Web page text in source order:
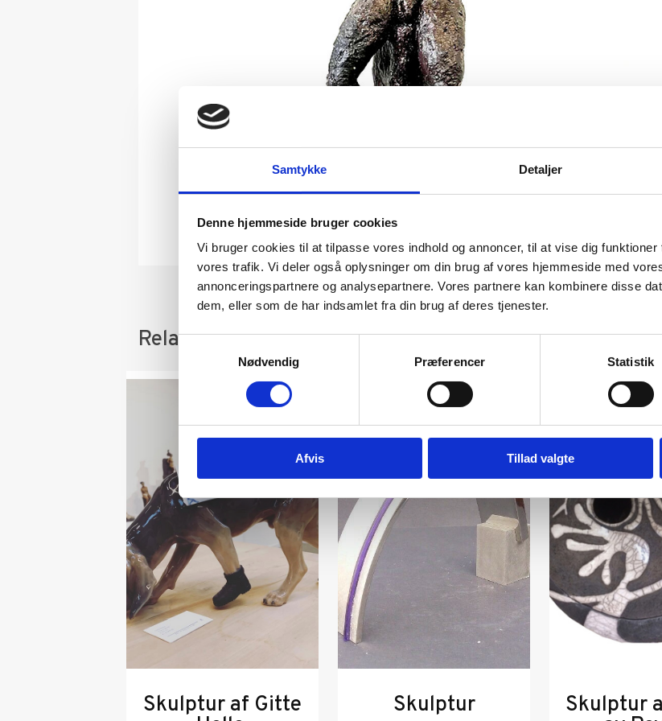
Samtykke Detaljer
Denne hjemmeside bruger cookies
Vi bruger cookies til at tilpasse vores indhold og annoncer, til at vise dig
vores trafik. Vi deler også oplysninger om din brug af vores hjemmeside med
annonceringspartnere og analysepartnere. Vores partnere kan kombinere disse
dem, eller som de har indsamlet fra din brug af deres tjenester.
Nødvendig
Præferencer Statistik
Afvis Tillad valgte
Relaterede varer
Skulptur af Gitte Skulptur
SOLGT
Skulptur